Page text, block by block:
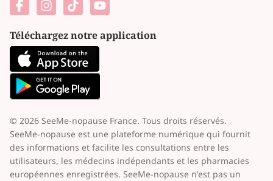
Téléchargez notre application
© 2026 SeeMe-nopause France. Tous droits réservés.
SeeMe-nopause est une plateforme numérique qui fournit
des informations et facilite les consultations entre les
utilisateurs, les médecins indépendants et les pharmacies
européennes enregistrées. SeeMe-nopause n'est pas un